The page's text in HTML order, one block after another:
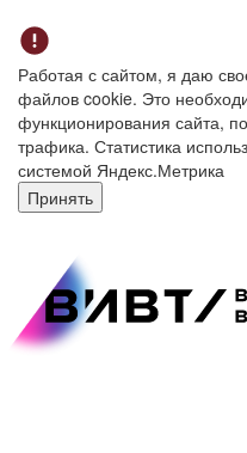
Работая с сайтом, я даю
файлов cookie. Это
функционирования сайта,
трафика. Статистика
системой Яндекс.Метрика
Принять